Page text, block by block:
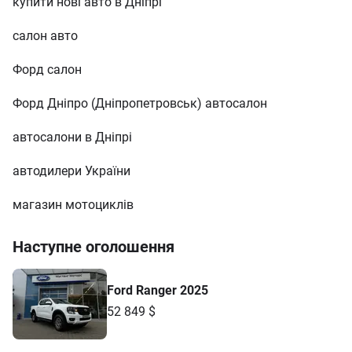
салон авто
Форд салон
Форд Дніпро (Дніпропетровськ) автосалон
автосалони в Дніпрі
автодилери України
магазин мотоциклів
Наступне оголошення
Ford Ranger 2025
52 849 $